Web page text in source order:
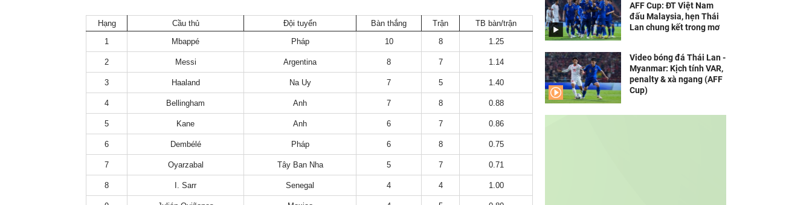
Hạng Cầu thủ Đội tuyển Bàn thắng Trận
TB bàn/trận
1
Mbappé Pháp 10 8 1.25
2 Messi Argentina 8 7 1.14
3 Haaland Na Uy 7 5 1.40
4 Bellingham Anh 7 8 0.88
5 Kane Anh 6 7 0.86
6 Dembélé Pháp 6 8 0.75
7 Oyarzabal Tây Ban Nha 5 7 0.71
8 I. Sarr Senegal 4 4 1.00
AFF Cup: ĐT Việt Nam
đấu Malaysia, hẹn Thái
Lan chung kết trong mơ
Video bóng đá Thái Lan -
Myanmar: Kịch tính VAR,
penalty & xà ngang (AFF
Cup)